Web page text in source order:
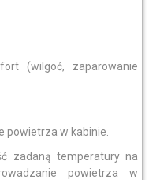
(wilgoć, zaparowanie
powietrza w kabinie.
zadaną temperatury na
powietrza w